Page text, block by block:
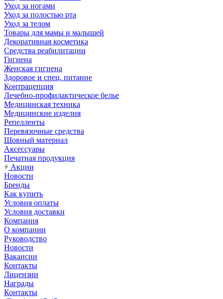
Уход за ногами
Уход за полостью рта
Уход за телом
Товары для мамы и малышей
Декоративная косметика
Средства реабилитации
Гигиена
Женская гигиена
Здоровое и спец. питание
Контрацепция
Лечебно-профилактическое белье
Медицинская техника
Медицинские изделия
Репелленты
Перевязочные средства
Шовный материал
Аксессуары
Печатная продукция
Акции
Новости
Бренды
Как купить
Условия оплаты
Условия доставки
Компания
О компании
Руководство
Новости
Вакансии
Контакты
Лицензии
Награды
Контакты